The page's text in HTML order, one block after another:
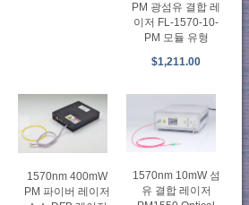
PM 광섬유 결합 레
이저 FL-1570-10-
PM 모듈 유형
$1,211.00
1570nm 400mW
PM 파이버 레이저
1570nm 10mW 섬
유 결합 레이저